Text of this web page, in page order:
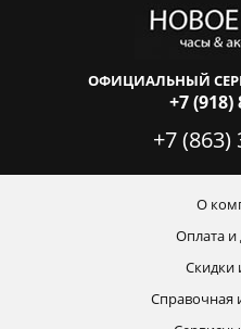
ОФИЦИАЛЬНЫЙ
+7 (918)
+7 (863)
О
Оплата и
Скидки
Справочная